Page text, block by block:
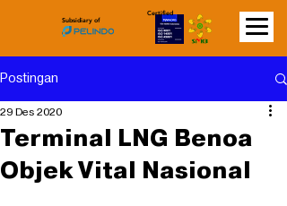
Subsidiary of
Certified
Postingan
Terminal LNG Benoa
Objek Vital Nasional
29 Des 2020